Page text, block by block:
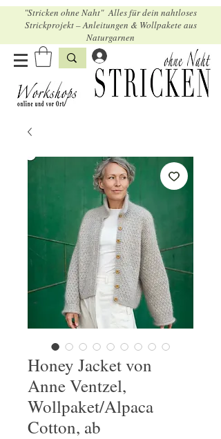
"Stricken ohne Naht" Alles für dein nahtloses
Strickprojekt – Anleitungen & Wollpakete aus
Naturgarnen
Honey Jacket von
Anne Ventzel,
Wollpaket/Alpaca
Cotton, ab